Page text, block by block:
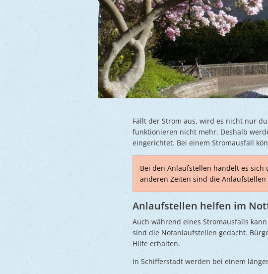
Fällt der Strom aus, wird es nicht nur
funktionieren nicht mehr. Deshalb
eingerichtet. Bei einem Stromausfall
Bei den Anlaufstellen handelt es
anderen Zeiten sind die
Anlaufstellen helfen im
Auch während eines Stromausfalls
sind die Notanlaufstellen gedacht.
Hilfe erhalten.
In Schifferstadt werden bei einem